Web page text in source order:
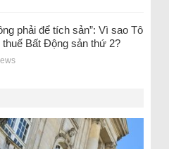
phải để tích sản”: Vì sao Tô
thuế Bất Động sản thứ 2?